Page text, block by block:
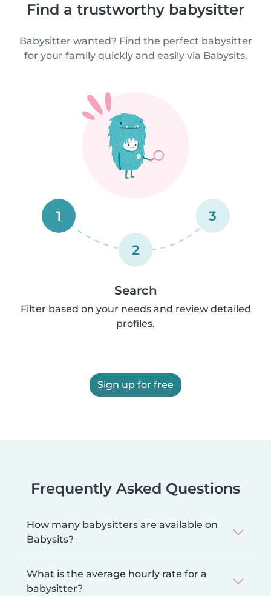
Find a trustworthy babysitter
Babysitter wanted? Find the perfect babysitter
for your family quickly and easily via Babysits.
1
2
3
Search
Filter based on your needs and review detailed
profiles.
Sign up for free
Frequently Asked Questions
How many babysitters are available on
Babysits?
What is the average hourly rate for a
babysitter?